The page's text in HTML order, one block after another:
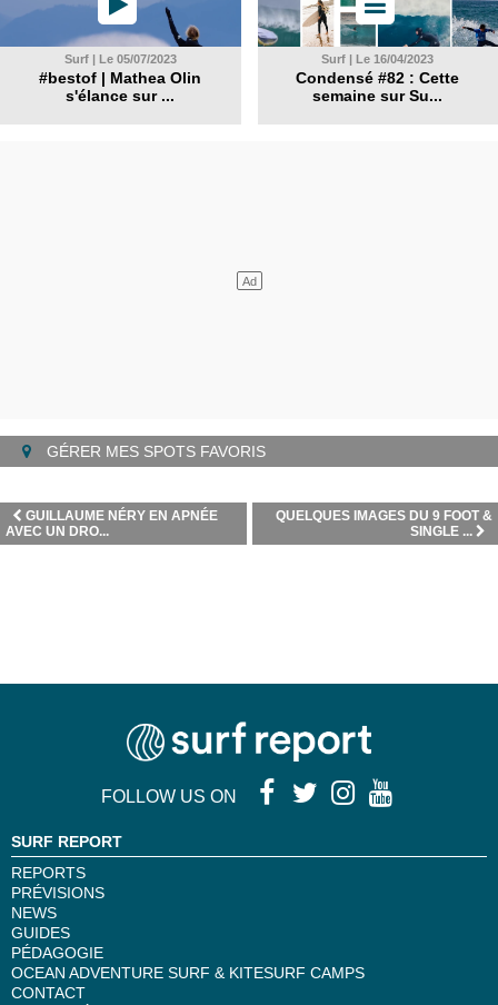
Surf | Le 05/07/2023
#bestof | Mathea Olin
s'élance sur ...
Surf | Le 16/04/2023
Condensé #82 : Cette
semaine sur Su...
GÉRER MES SPOTS FAVORIS
QUELQUES IMAGES DU 9 FOOT &
SINGLE ...
GUILLAUME NÉRY EN APNÉE
AVEC UN DRO...
FOLLOW US ON
SURF REPORT
REPORTS
PRÉVISIONS
NEWS
GUIDES
PÉDAGOGIE
OCEAN ADVENTURE SURF & KITESURF CAMPS
CONTACT